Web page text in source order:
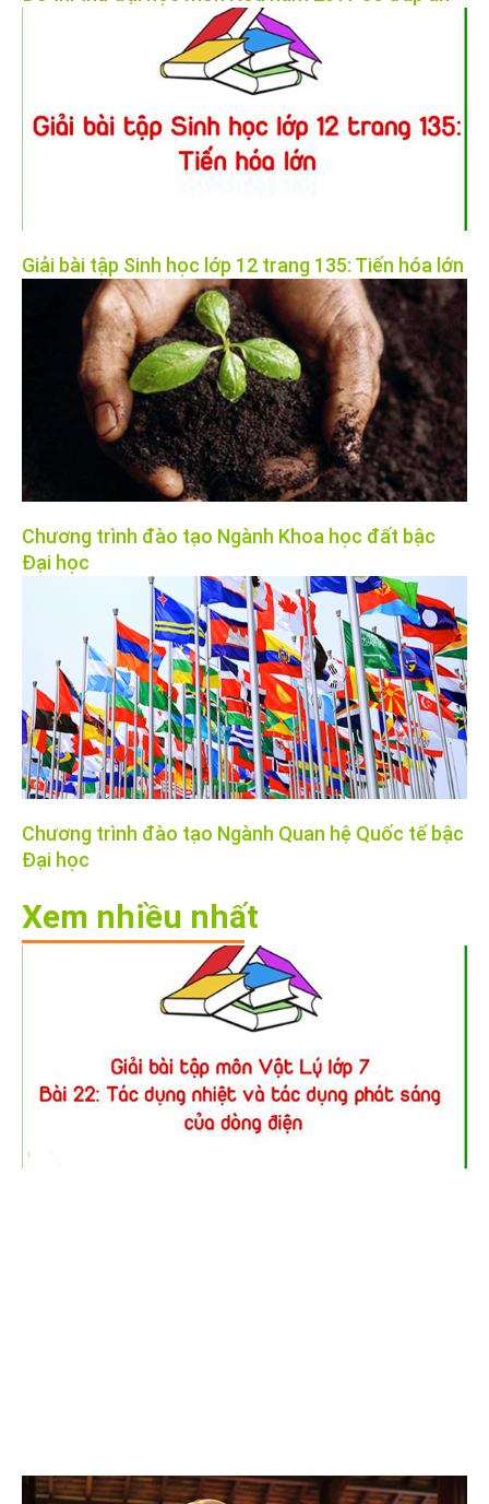
Giải bài tập Sinh học lớp 12 trang 135: Tiến hóa lớn
Chương trình đào tạo Ngành Khoa học đất bậc
Đại học
Chương trình đào tạo Ngành Quan hệ Quốc tế bậc
Đại học
Xem nhiều nhất